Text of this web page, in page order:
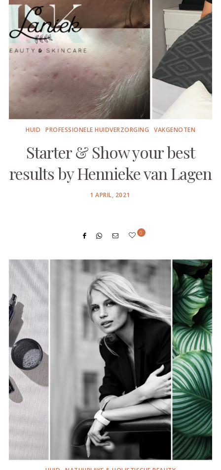
HUID PROFESSIONELE HUIDVERZORGING VAKGENOTEN
Starter & Show your best
results by Hennieke van Lagen
POSTED
1 APRIL, 2021
0